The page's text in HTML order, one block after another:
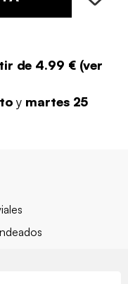
de 4.99 €(ver
y martes 25